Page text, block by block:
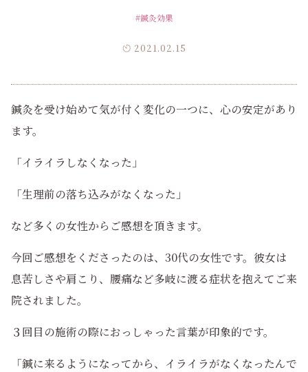
#鍼灸効果
2021.02.15
鍼灸を受け始めて気が付く変化の一つに、心の安定があり
ます。
「イライラしなくなった」
「生理前の落ち込みがなくなった」
など多くの女性からご感想を頂きます。
今回ご感想をくださったのは、30代の女性です。彼女は
息苦しさや肩こり、腰痛など多岐に渡る症状を抱えてご来
院されました。
３回目の施術の際におっしゃった言葉が印象的です。
「鍼に来るようになってから、イライラがなくなったんで